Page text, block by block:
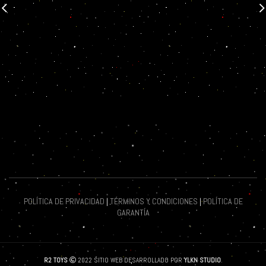
POLÍTICA DE PRIVACIDAD | TÉRMINOS Y CONDICIONES |POLÍTICA DE
GARANTÍA
R2 TOYS 2022 SITIO WEB DESARROLLADO PORYLKN STUDIO.